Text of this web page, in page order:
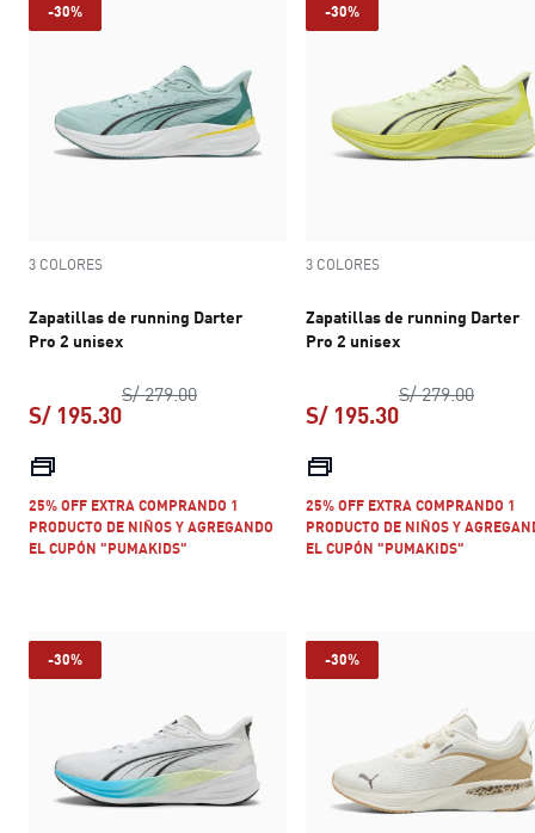
-30%
3 COLORES
Zapatillas de running Darter
Pro 2 unisex
S/ 279.00precio original S/ 279.00
S/ 195.30
precio actual S/ 195.30
25% OFF EXTRA COMPRANDO 1
PRODUCTO DE NIÑOS Y AGREGANDO
EL CUPÓN "PUMAKIDS"
-30%
3 COLORES
Zapatillas de running Darter
Pro 2 unisex
S/ 279.00precio
S/ 195.30
25% OFF EXTRA COMPRANDO 1
PRODUCTO DE NIÑOS Y
EL CUPÓN "PUMAKIDS"
-30% -30%